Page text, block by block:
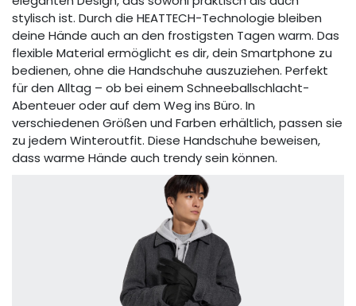
stylisch ist. Durch die HEATTECH-Technologie bleiben
deine Hände auch an den frostigsten Tagen warm. Das
flexible Material ermöglicht es dir, dein Smartphone zu
bedienen, ohne die Handschuhe auszuziehen. Perfekt
für den Alltag – ob bei einem Schneeballschlacht-
Abenteuer oder auf dem Weg ins Büro. In
verschiedenen Größen und Farben erhältlich, passen sie
zu jedem Winteroutfit. Diese Handschuhe beweisen,
dass warme Hände auch trendy sein können.